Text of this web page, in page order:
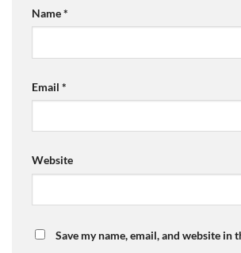
Name*
Email *
Website
Save my name, email, and website in